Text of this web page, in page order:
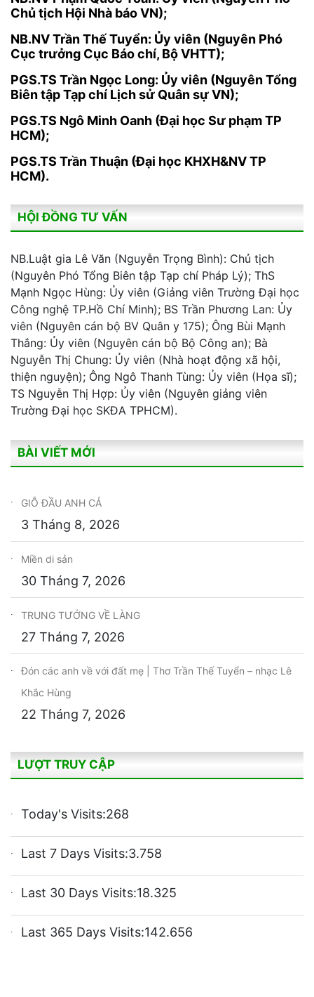
Chủ tịch Hội Nhà báo VN);
NB.NV Trần Thế Tuyển: Ủy viên (Nguyên Phó
Cục trưởng Cục Báo chí, Bộ VHTT);
PGS.TS Trần Ngọc Long: Ủy viên (Nguyên Tổng
Biên tập Tạp chí Lịch sử Quân sự VN);
PGS.TS Ngô Minh Oanh (Đại học Sư phạm TP
HCM);
PGS.TS Trần Thuận (Đại học KHXH&NV TP
HCM).
HỘI ĐỒNG TƯ VẤN
NB.Luật gia Lê Văn (Nguyễn Trọng Bình): Chủ tịch
(Nguyên Phó Tổng Biên tập Tạp chí Pháp Lý); ThS
Mạnh Ngọc Hùng: Ủy viên (Giảng viên Trường Đại học
Công nghệ TP.Hồ Chí Minh); BS Trần Phương Lan: Ủy
viên (Nguyên cán bộ BV Quân y 175); Ông Bùi Mạnh
Thắng: Ủy viên (Nguyên cán bộ Bộ Công an); Bà
Nguyễn Thị Chung: Ủy viên (Nhà hoạt động xã hội,
thiện nguyện); Ông Ngô Thanh Tùng: Ủy viên (Họa sĩ);
TS Nguyễn Thị Hợp: Ủy viên (Nguyên giảng viên
Trường Đại học SKĐA TPHCM).
BÀI VIẾT MỚI
GIỖ ĐẦU ANH CẢ
3 Tháng 8, 2026
Miền di sản
30 Tháng 7, 2026
TRUNG TƯỚNG VỀ LÀNG
27 Tháng 7, 2026
Đón các anh về với đất mẹ | Thơ Trần Thế Tuyển – nhạc Lê
Khắc Hùng
22 Tháng 7, 2026
LƯỢT TRUY CẬP
Today's Visits:268
Last 7 Days Visits:3.758
Last 30 Days Visits:18.325
Last 365 Days Visits:142.656